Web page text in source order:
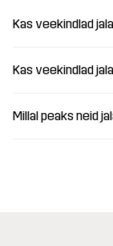
Kas veekindlad
Kas veekindlad
Millal peaks neid